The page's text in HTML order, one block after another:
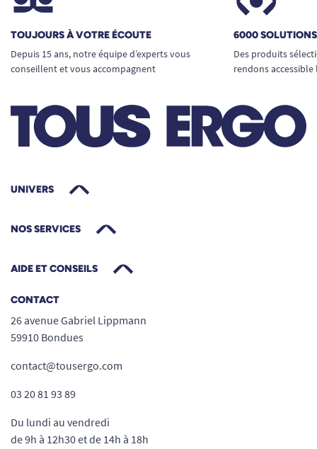
TOUJOURS À VOTRE ÉCOUTE
Depuis 15 ans, notre équipe d’experts vous
conseillent et vous accompagnent
6000
Des produits
rendons
UNIVERS
NOS SERVICES
AIDE ET CONSEILS
CONTACT
26 avenue Gabriel Lippmann
59910 Bondues
contact@tousergo.com
03 20 81 93 89
Du lundi au vendredi
de 9h à 12h30 et de 14h à 18h